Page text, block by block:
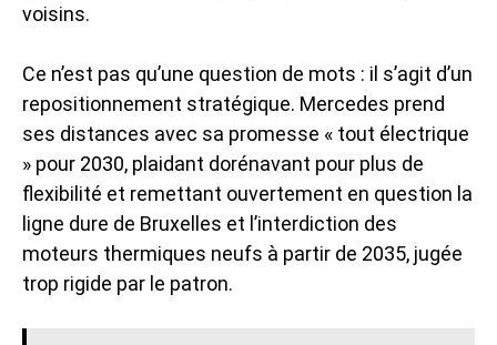
voisins.
Ce n’est pas qu’une question de mots : il s’agit d’un
repositionnement stratégique. Mercedes prend
ses distances avec sa promesse « tout électrique
» pour 2030, plaidant dorénavant pour plus de
flexibilité et remettant ouvertement en question la
ligne dure de Bruxelles et l’interdiction des
moteurs thermiques neufs à partir de 2035, jugée
trop rigide par le patron.